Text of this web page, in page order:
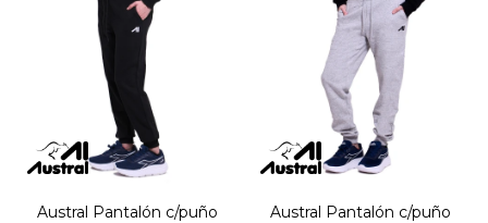
Austral Pantalón c/puño
Austral Pantalón c/puño